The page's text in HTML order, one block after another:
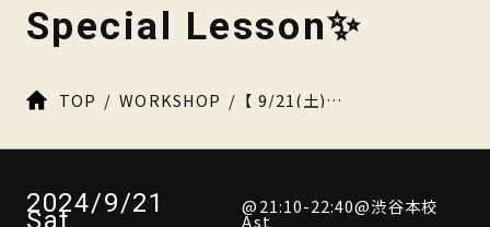
Special Lesson✨
TOP WORKSHOP 【 9/21(土)開催！】おだかふみ×岡本夏季 22th Special Lesson
2024/9/21
Sat @21:10-22:40@渋谷本校
Ast